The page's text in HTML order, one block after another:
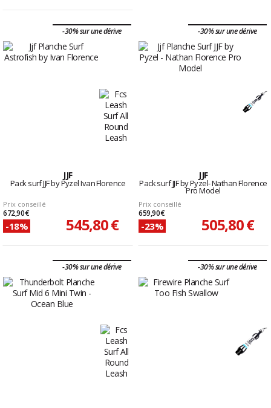
-30% sur une dérive
JJF
Pack surf JJF by Pyzel Ivan Florence
Prix conseillé
672,90 €
-18% 545,80 €
-30% sur une dérive
JJF
Pack surf JJF by Pyzel- Nathan Florence
Pro Model
Prix conseillé
659,90 €
-23% 505,80 €
-30% sur une dérive -30% sur une dérive